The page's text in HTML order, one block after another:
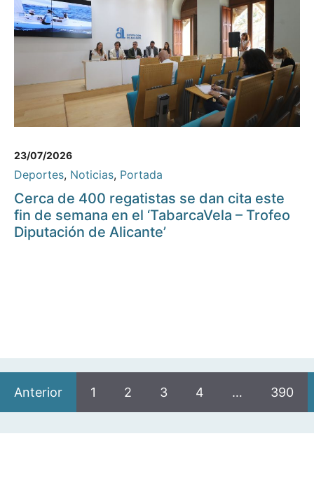
23/07/2026
Deportes, Noticias, Portada
Cerca de 400 regatistas se dan cita este
fin de semana en el ‘TabarcaVela – Trofeo
Diputación de Alicante’
Anterior 1 2 3 4 … 390